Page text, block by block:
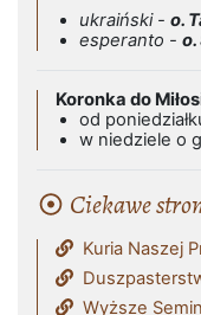
ukraiński - o.
esperanto - o.
Koronka do
od
w niedziele o
Ciekawe
Kuria Naszej
Wyższe